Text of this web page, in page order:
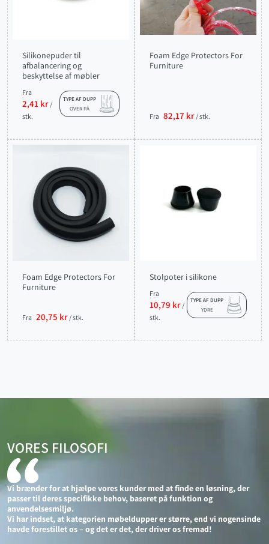
Silikonepuder til
afbalancering og
beskyttelse af møbler
Fra
2,41 kr /
stk.
TYPE AF DUPP
OVER PÅ
Foam Edge Protectors For
Furniture
Fra 82,17 kr / stk.
Foam Edge Protectors For
Furniture
Fra 20,75 kr / stk.
Stolpoter i silikone
Fra
10,79 kr /
stk.
TYPE AF DUPP
YDRE
VORES FILOSOFI
Vi brænder for at hjælpe vores kunder med at finde en løsning, der
passer til deres specifikke behov, baseret på funktion og
anvendelsesmiljø.
Vi har indset, at kategorien møbeldupper er større, end vi nogensinde
havde forestillet os – og det er det, der driver os fremad!